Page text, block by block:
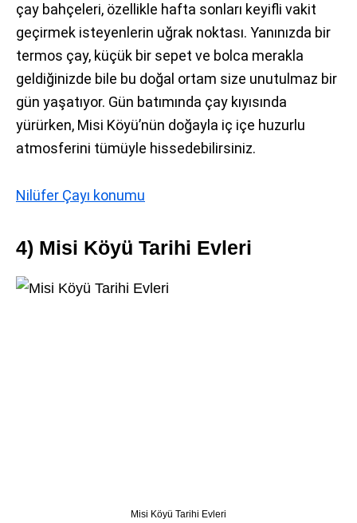
çay bahçeleri, özellikle hafta sonları keyifli vakit
geçirmek isteyenlerin uğrak noktası. Yanınızda bir
termos çay, küçük bir sepet ve bolca merakla
geldiğinizde bile bu doğal ortam size unutulmaz bir
gün yaşatıyor. Gün batımında çay kıyısında
yürürken, Misi Köyü’nün doğayla iç içe huzurlu
atmosferini tümüyle hissedebilirsiniz.
Nilüfer Çayı konumu
4) Misi Köyü Tarihi Evleri
Misi Köyü Tarihi Evleri